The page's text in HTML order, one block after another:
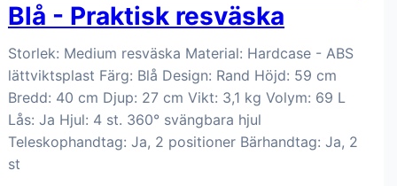
Blå - Praktisk resväska
Storlek: Medium resväska Material: Hardcase - ABS
lättviktsplast Färg: Blå Design: Rand Höjd: 59 cm
Bredd: 40 cm Djup: 27 cm Vikt: 3,1 kg Volym: 69 L
Lås: Ja Hjul: 4 st. 360° svängbara hjul
Teleskophandtag: Ja, 2 positioner Bärhandtag: Ja, 2
st